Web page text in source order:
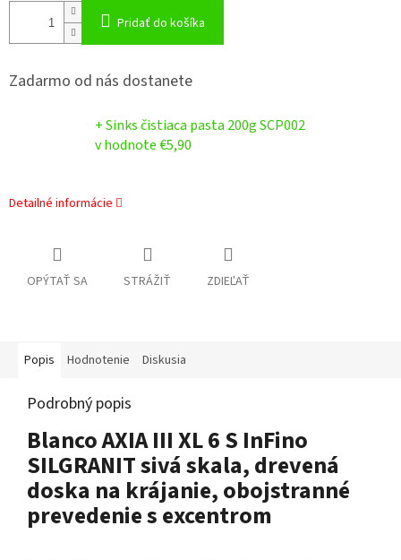
Pridať do košíka
Zadarmo od nás dostanete
+ Sinks čistiaca pasta 200g SCP002
v hodnote €5,90
Detailné informácie
OPÝTAŤ SA STRÁŽIŤ ZDIEĽAŤ
Popis Hodnotenie Diskusia
Podrobný popis
Blanco AXIA III XL 6 S InFino
SILGRANIT sivá skala, drevená
doska na krájanie, obojstranné
prevedenie s excentrom